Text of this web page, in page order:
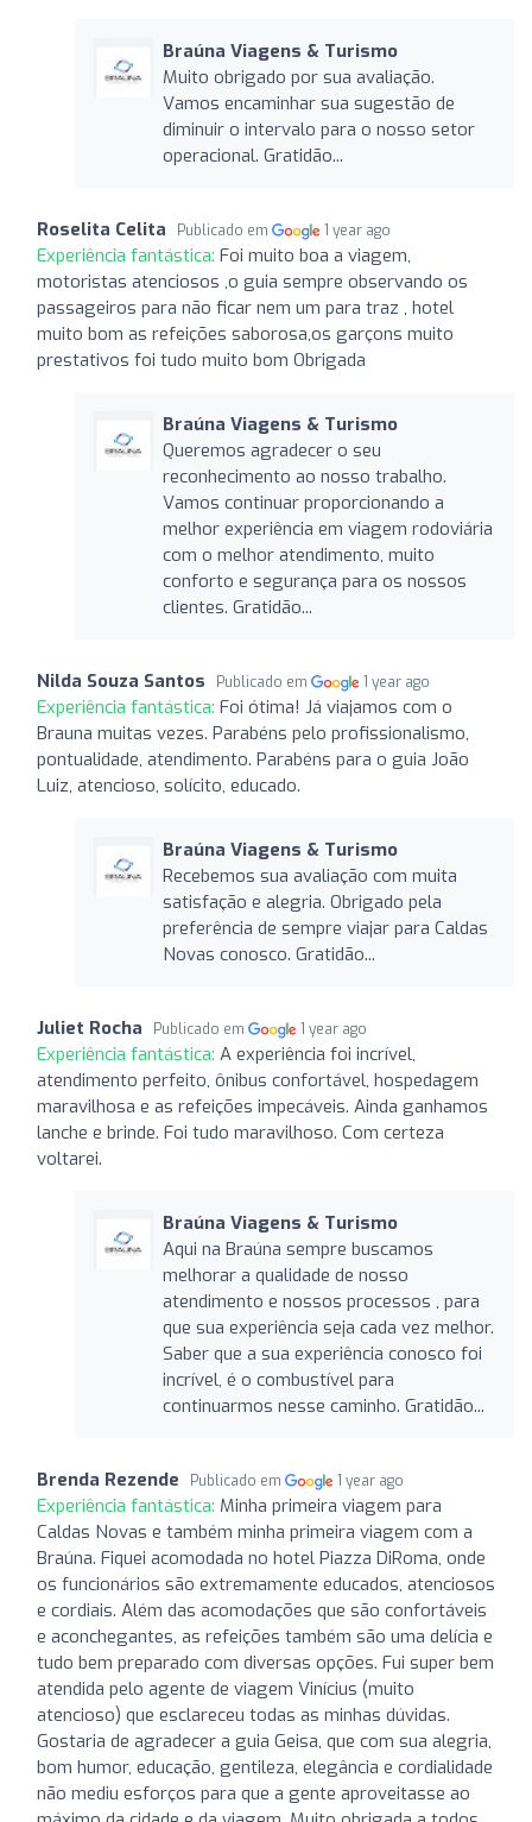
Braúna Viagens & Turismo
Muito obrigado por sua avaliação.
Vamos encaminhar sua sugestão de
diminuir o intervalo para o nosso setor
operacional. Gratidão...
Roselita Celita Publicado em 1 year ago
Experiência fantástica: Foi muito boa a viagem,
motoristas atenciosos ,o guia sempre observando os
passageiros para não ficar nem um para traz , hotel
muito bom as refeições saborosa,os garçons muito
prestativos foi tudo muito bom Obrigada
Braúna Viagens & Turismo
Queremos agradecer o seu
reconhecimento ao nosso trabalho.
Vamos continuar proporcionando a
melhor experiência em viagem rodoviária
com o melhor atendimento, muito
conforto e segurança para os nossos
clientes. Gratidão...
Nilda Souza Santos Publicado em 1 year ago
Experiência fantástica: Foi ótima! Já viajamos com o
Brauna muitas vezes. Parabéns pelo profissionalismo,
pontualidade, atendimento. Parabéns para o guia João
Luiz, atencioso, solícito, educado.
Braúna Viagens & Turismo
Recebemos sua avaliação com muita
satisfação e alegria. Obrigado pela
preferência de sempre viajar para Caldas
Novas conosco. Gratidão...
Juliet Rocha Publicado em 1 year ago
Experiência fantástica: A experiência foi incrível,
atendimento perfeito, ônibus confortável, hospedagem
maravilhosa e as refeições impecáveis. Ainda ganhamos
lanche e brinde. Foi tudo maravilhoso. Com certeza
voltarei.
Braúna Viagens & Turismo
Aqui na Braúna sempre buscamos
melhorar a qualidade de nosso
atendimento e nossos processos , para
que sua experiência seja cada vez melhor.
Saber que a sua experiência conosco foi
incrível, é o combustível para
continuarmos nesse caminho. Gratidão...
Brenda Rezende Publicado em 1 year ago
Experiência fantástica: Minha primeira viagem para
Caldas Novas e também minha primeira viagem com a
Braúna. Fiquei acomodada no hotel Piazza DiRoma, onde
os funcionários são extremamente educados, atenciosos
e cordiais. Além das acomodações que são confortáveis
e aconchegantes, as refeições também são uma delícia e
tudo bem preparado com diversas opções. Fui super bem
atendida pelo agente de viagem Vinícius (muito
atencioso) que esclareceu todas as minhas dúvidas.
Gostaria de agradecer a guia Geisa, que com sua alegria,
bom humor, educação, gentileza, elegância e cordialidade
não mediu esforços para que a gente aproveitasse ao